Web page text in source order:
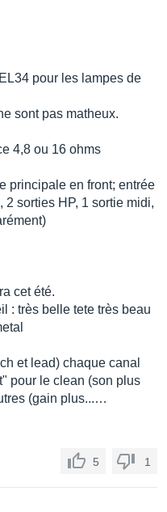
pour les lampes de
sont pas matheux.
4,8 ou 16 ohms
principale en front; entrée
sorties HP, 1 sortie midi,
cet été.
: très belle tete très beau
et lead) chaque canal
pour le clean (son plus
(gain plus...…
5 1